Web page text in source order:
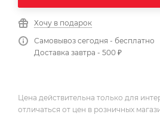
Хочу в подарок
Самовывоз сегодня - бесплатно
Доставка завтра - 500 ₽
Цена действительна только для
отличаться от цен в розничных